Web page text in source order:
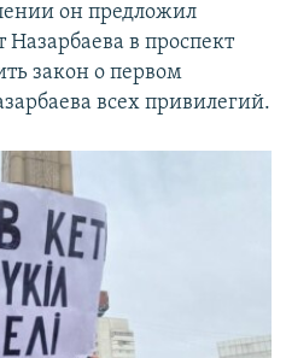
он предложил
в проспект
закон о первом
всех привилегий.